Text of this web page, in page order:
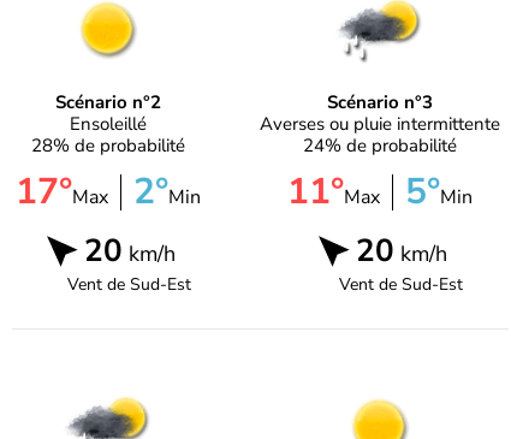
Scénario n°2
Ensoleillé
28% de probabilité
17°Max 2°Min
20 km/h
Vent deSud-Est
Scénario n°3
Averses ou pluie intermittente
24% de probabilité
11°Max 5°Min
20 km/h
Vent deSud-Est